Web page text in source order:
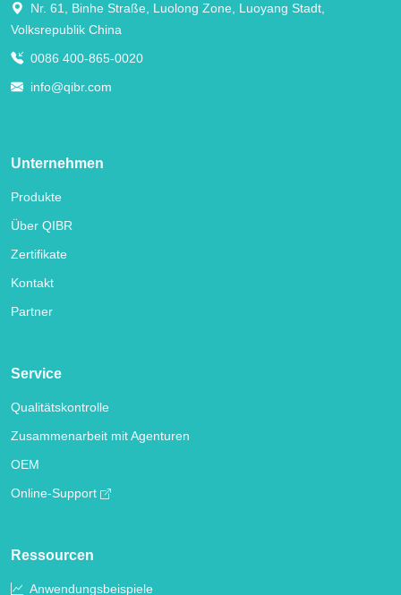
Nr. 61, Binhe Straße, Luolong Zone, Luoyang Stadt,
Volksrepublik China
0086 400-865-0020
info@qibr.com
Unternehmen
Produkte
Über QIBR
Zertifikate
Kontakt
Partner
Service
Qualitätskontrolle
Zusammenarbeit mit Agenturen
OEM
Online-Support
Ressourcen
Anwendungsbeispiele